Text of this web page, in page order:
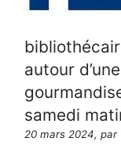
autour
samedi
20 mars 2024, par